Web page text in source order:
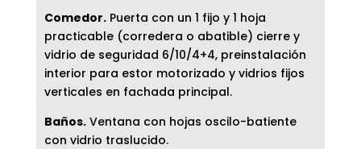
Comedor.Puerta con un 1 fijo y 1 hoja
practicable (corredera o abatible) cierre y
vidrio de seguridad 6/10/4+4, preinstalación
interior para estor motorizado y vidrios fijos
verticales en fachada principal.
Baños.Ventana con hojas oscilo-batiente
con vidrio traslucido.